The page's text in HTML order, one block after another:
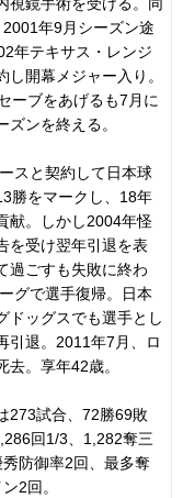
年9月シーズン途
年テキサス・レンジ
し開幕メジャー入り。
ーブをあげるも7月に
ズンを終える。
スと契約して日本球
勝をマークし、18年
献。しかし2004年怪
を受け翌年引退を表
過ごすも失敗に終わ
グで選手復帰。日本
ドッグスでも選手とし
引退。2011年7月、ロ
。享年42歳。
273試合、72勝69敗
回1/3、1,282奪三
防御率2回、最多奪
2回。